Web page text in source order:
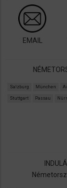
EMAIL
Salzburg München
Stuttgart Passau